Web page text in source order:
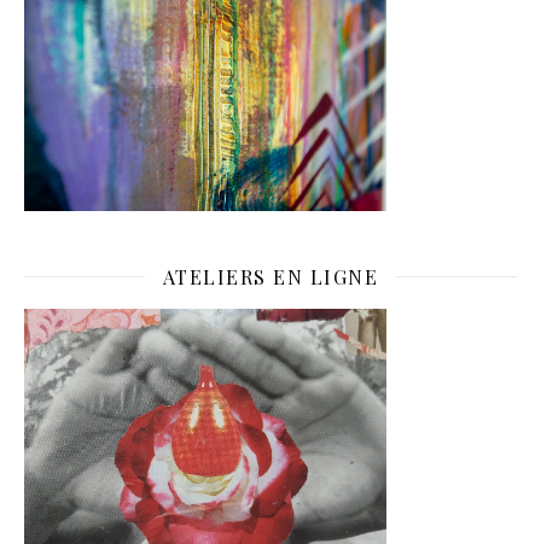
ATELIERS EN LIGNE